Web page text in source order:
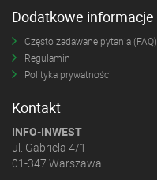
Dodatkowe informacje
Często zadawane pytania (FAQ)
Regulamin
Polityka prywatności
Kontakt
INFO-INWEST
ul. Gabriela 4/1
01-347 Warszawa